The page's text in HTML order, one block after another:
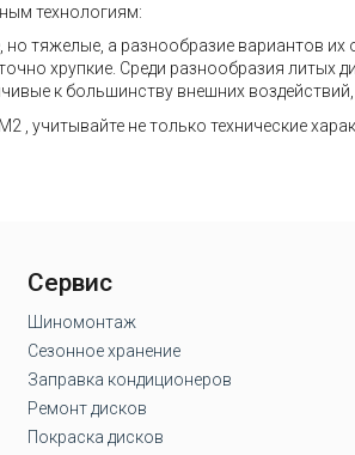
технологиям:
тяжелые, а разнообразие вариантов
хрупкие. Среди разнообразия
к большинству внешних
, учитывайте не только технические
Сервис
Шиномонтаж
Сезонное хранение
Заправка кондиционеров
Ремонт дисков
Покраска дисков